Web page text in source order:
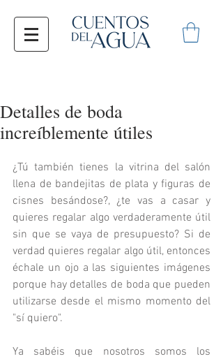
Detalles de boda
increíblemente útiles
¿Tú también tienes la vitrina del salón
llena de bandejitas de plata y figuras de
cisnes besándose?, ¿te vas a casar y
quieres regalar algo verdaderamente útil
sin que se vaya de presupuesto? Si de
verdad quieres regalar algo útil, entonces
échale un ojo a las siguientes imágenes
porque hay detalles de boda que pueden
utilizarse desde el mismo momento del
"sí quiero".
Ya sabéis que nosotros somos los